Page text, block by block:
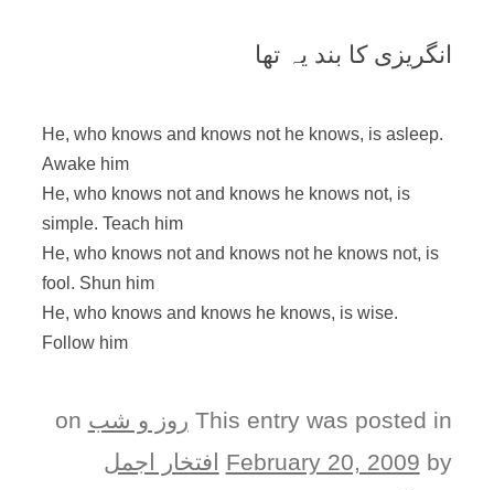
انگریزی کا بند یہ تھا
He, who knows and knows not he knows, is asleep.
Awake him
He, who knows not and knows he knows not, is
simple. Teach him
He, who knows not and knows not he knows not, is
fool. Shun him
He, who knows and knows he knows, is wise.
Follow him
This entry was posted in روز و شب
February 20, 2009 by
افتخار اجمل